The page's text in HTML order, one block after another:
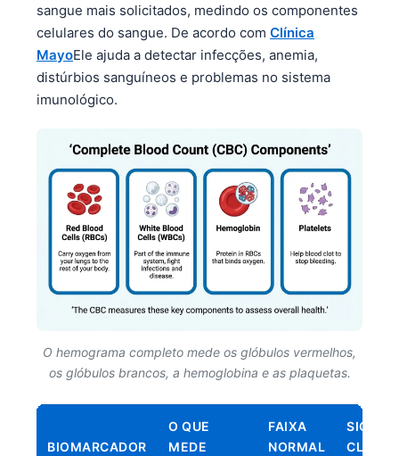
sangue mais solicitados, medindo os componentes
celulares do sangue. De acordo com Clínica
MayoEle ajuda a detectar infecções, anemia,
distúrbios sanguíneos e problemas no sistema
imunológico.
O hemograma completo mede os glóbulos vermelhos,
os glóbulos brancos, a hemoglobina e as plaquetas.
BIOMARCADOR
O QUE
MEDE
FAIXA
NORMAL